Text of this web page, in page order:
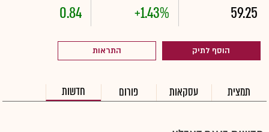
59.25
+1.43%
0.84
הוסף לתיק התראות
תמצית עסקאות פורום חדשות